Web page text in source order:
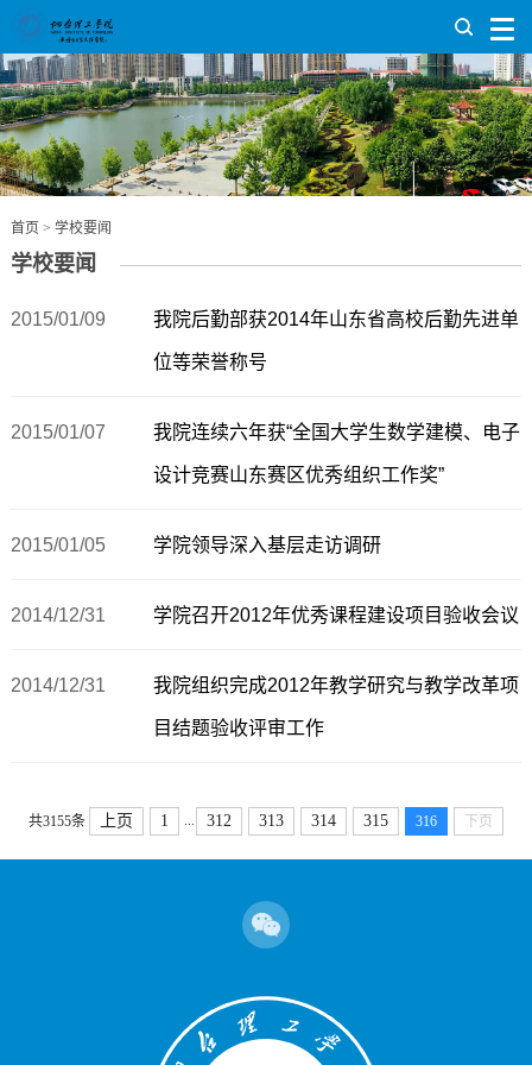
首页 >学校要闻
学校要闻
2015/01/09 我院后勤部获2014年山东省高校后勤先进单
位等荣誉称号
2015/01/07 我院连续六年获“全国大学生数学建模、电子
设计竞赛山东赛区优秀组织工作奖”
2015/01/05 学院领导深入基层走访调研
2014/12/31 学院召开2012年优秀课程建设项目验收会议
2014/12/31 我院组织完成2012年教学研究与教学改革项
目结题验收评审工作
共3155条 上页 1 312 313 314 315 316 下页